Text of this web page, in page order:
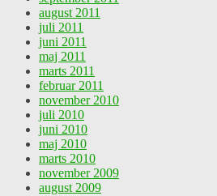
august 2011
juli 2011
juni 2011
maj 2011
marts 2011
februar 2011
november 2010
juli 2010
juni 2010
maj 2010
marts 2010
november 2009
august 2009